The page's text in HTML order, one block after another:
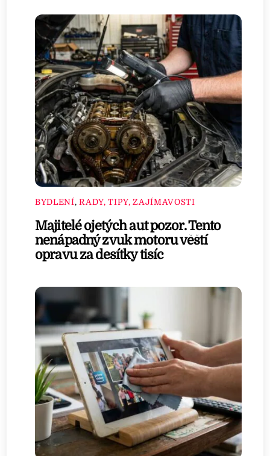
BYDLENÍ,RADY, TIPY, ZAJÍMAVOSTI
Majitelé ojetých aut pozor. Tento
nenápadný zvuk motoru věští
opravu za desítky tisíc